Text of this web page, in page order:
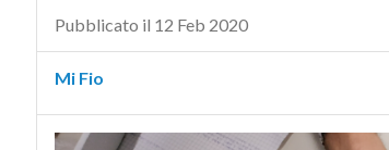
Pubblicato il 12 Feb 2020
Mi Fio